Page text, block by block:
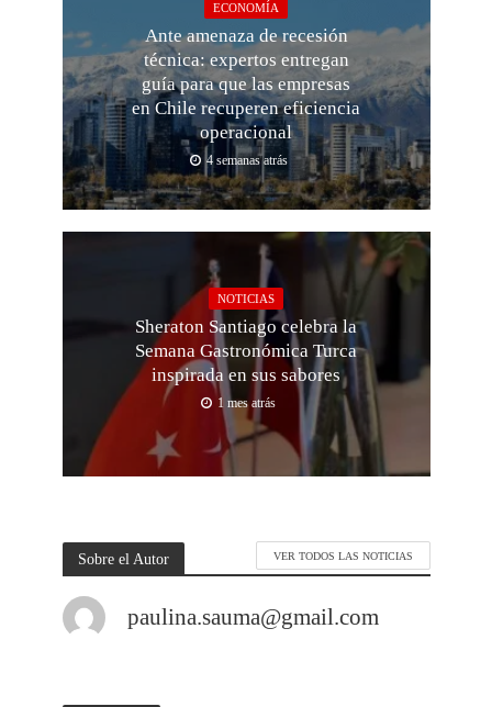
ECONOMÍA
Ante amenaza de recesión
técnica: expertos entregan
guía para que las empresas
en Chile recuperen eficiencia
operacional
4 semanas atrás
NOTICIAS
Sheraton Santiago celebra la
Semana Gastronómica Turca
inspirada en sus sabores
1 mes atrás
Sobre el Autor VER TODOS LAS NOTICIAS
paulina.sauma@gmail.com